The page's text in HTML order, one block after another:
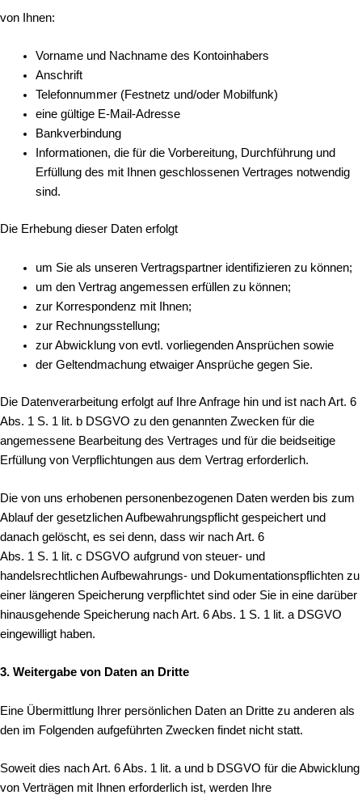
von Ihnen:
Vorname und Nachname des Kontoinhabers
Anschrift
Telefonnummer (Festnetz und/oder Mobilfunk)
eine gültige E-Mail-Adresse
Bankverbindung
Informationen, die für die Vorbereitung, Durchführung und
Erfüllung des mit Ihnen geschlossenen Vertrages notwendig
sind.
Die Erhebung dieser Daten erfolgt
um Sie als unseren Vertragspartner identifizieren zu können;
um den Vertrag angemessen erfüllen zu können;
zur Korrespondenz mit Ihnen;
zur Rechnungsstellung;
zur Abwicklung von evtl. vorliegenden Ansprüchen sowie
der Geltendmachung etwaiger Ansprüche gegen Sie.
Die Datenverarbeitung erfolgt auf Ihre Anfrage hin und ist nach Art. 6
Abs. 1 S. 1 lit. b DSGVO zu den genannten Zwecken für die
angemessene Bearbeitung des Vertrages und für die beidseitige
Erfüllung von Verpflichtungen aus dem Vertrag erforderlich.
Die von uns erhobenen personenbezogenen Daten werden bis zum
Ablauf der gesetzlichen Aufbewahrungspflicht gespeichert und
danach gelöscht, es sei denn, dass wir nach Art. 6
Abs. 1 S. 1 lit. c DSGVO aufgrund von steuer- und
handelsrechtlichen Aufbewahrungs- und Dokumentationspflichten zu
einer längeren Speicherung verpflichtet sind oder Sie in eine darüber
hinausgehende Speicherung nach Art. 6 Abs. 1 S. 1 lit. a DSGVO
eingewilligt haben.
3. Weitergabe von Daten an Dritte
Eine Übermittlung Ihrer persönlichen Daten an Dritte zu anderen als
den im Folgenden aufgeführten Zwecken findet nicht statt.
Soweit dies nach Art. 6 Abs. 1 lit. a und b DSGVO für die Abwicklung
von Verträgen mit Ihnen erforderlich ist, werden Ihre